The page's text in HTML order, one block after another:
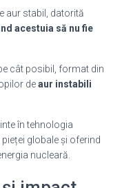
aur stabil, datorită
acestuia să nu fie
cât posibil, format din
deaur instabili
în tehnologia
globale și oferind
nucleară.